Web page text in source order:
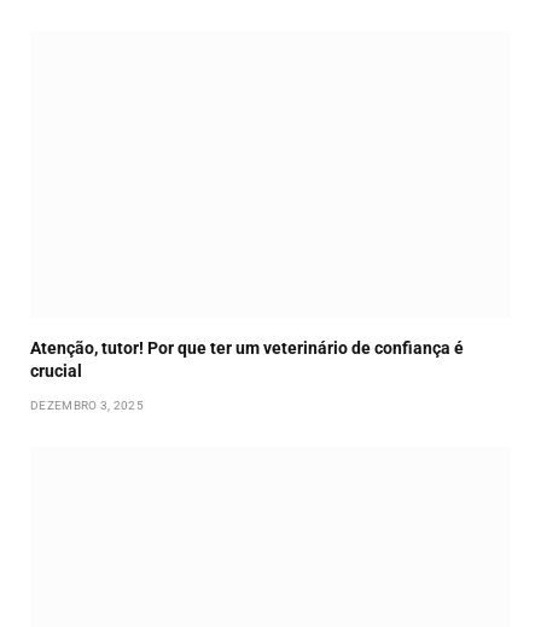
Atenção, tutor! Por que ter um veterinário de confiança é
crucial
DEZEMBRO 3, 2025